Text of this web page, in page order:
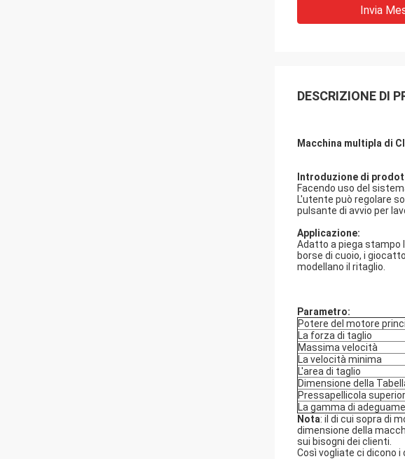
Invia
DESCRIZIONE DI
Macchina multipla di
Introduzione di
Facendo uso del
L'utente può regolare
pulsante di avvio per
Applicazione:
Adatto a piega stampo
borse di cuoio, i
modellano il ritaglio.
Parametro:
Potere del motore
La forza di taglio
Massima velocità
La velocità minima
L'area di taglio
Dimensione della
Pressapellicola
La gamma di
Nota: il di cui sopra di
dimensione della
sui bisogni dei clienti.
Così vogliate ci dicono